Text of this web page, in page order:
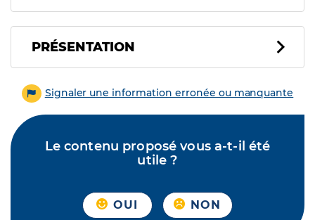
PRÉSENTATION
Signaler une information erronée ou manquante
Le contenu proposé vous a-t-il été
utile ?
OUI NON